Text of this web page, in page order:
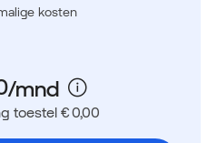
kosten
toestel € 0,00